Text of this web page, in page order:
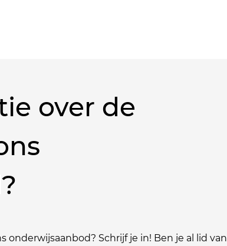
over de
Schrijf je in! Ben je al lid van